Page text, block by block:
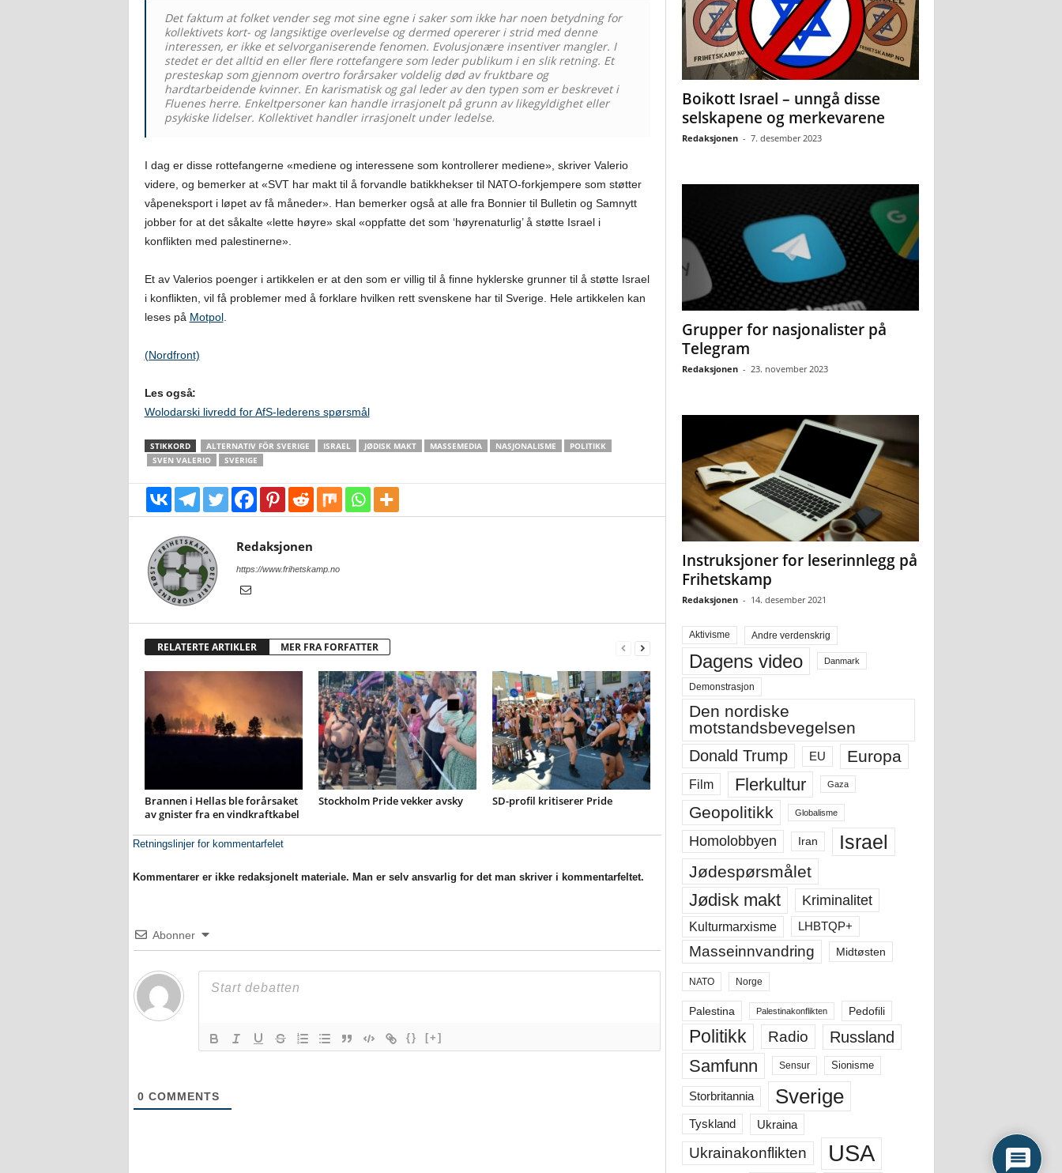
Det faktum at folket vender seg mot sine egne i saker som ikke har noen betydning for
kollektivets kort- og langsiktige overlevelse og dermed opererer i strid med denne
interessen, er ikke et selvorganiserende fenomen. Evolusjonære insentiver mangler. I
stedet er det alltid en eller flere rottefangere som leder publikum i en slik retning. Et
presteskap som gjennom overtro forårsaker voldelig død av fruktbare og
hardtarbeidende kvinner. En karismatisk og gal leder av den typen som er beskrevet i
Fluenes herre. Enkeltpersoner kan handle irrasjonelt på grunn av likegyldighet eller
psykiske lidelser. Kollektivet handler irrasjonelt under ledelse.
I dag er disse rottefangerne «mediene og interessene som kontrollerer mediene», skriver Valerio
videre, og bemerker at «SVT har makt til å forvandle batikkhekser til NATO-forkjempere som støtter
våpeneksport i løpet av få måneder». Han bemerker også at alle fra Bonnier til Bulletin og Samnytt
jobber for at det såkalte «lette høyre» skal «oppfatte det som ‘høyrenaturlig’ å støtte Israel i
konflikten med palestinerne».
Et av Valerios poenger i artikkelen er at den som er villig til å finne hyklerske grunner til å støtte Israel
i konflikten, vil få problemer med å forklare hvilken rett svenskene har til Sverige. Hele artikkelen kan
leses på Motpol.
(Nordfront)
Les også:
Wolodarski livredd for AfS-lederens spørsmål
STIKKORD ALTERNATIV FÖR SVERIGE ISRAEL JØDISK MAKT MASSEMEDIA NASJONALISME
POLITIKK
SVEN VALERIO
SVERIGE
Redaksjonen
https://www.frihetskamp.no
RELATERTE ARTIKLER MER FRA FORFATTER
Brannen i Hellas ble forårsaket
av gnister fra en vindkraftkabel
Stockholm Pride vekker avsky SD-profil kritiserer Pride
Retningslinjer for kommentarfelet
Kommentarer er ikke redaksjonelt materiale. Man er selv ansvarlig for det man skriver i kommentarfeltet.
Abonner
{} [+]
0 COMMENTS
Boikott Israel – unngå disse
selskapene og merkevarene
Redaksjonen - 7. desember 2023
Grupper for nasjonalister på
Telegram
Redaksjonen - 23. november 2023
Instruksjoner for leserinnlegg på
Frihetskamp
Redaksjonen - 14. desember 2021
Aktivisme Andre verdenskrig
Dagens video Danmark
Demonstrasjon
Den nordiske
motstandsbevegelsen
Donald Trump EU Europa
Film Flerkultur Gaza
Geopolitikk Globalisme
Homolobbyen Iran Israel
Jødespørsmålet
Jødisk makt Kriminalitet
Kulturmarxisme LHBTQP+
Masseinnvandring Midtøsten
NATO Norge
Palestina Palestinakonflikten Pedofili
Politikk Radio Russland
Samfunn Sensur Sionisme
Storbritannia Sverige
Tyskland Ukraina
Ukrainakonflikten USA